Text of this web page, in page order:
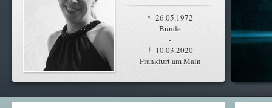
26.05.1972
Bünde
-
10.03.2020
Frankfurt am Main